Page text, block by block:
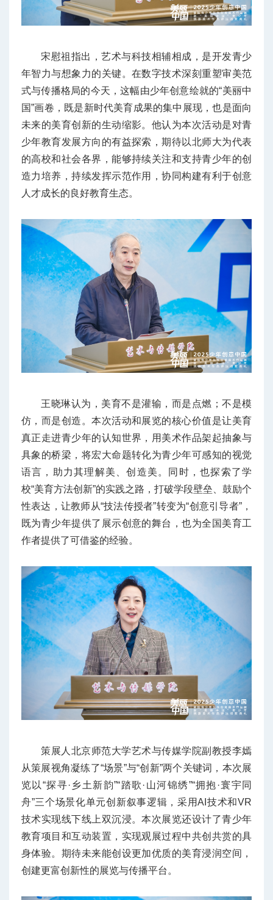
宋慰祖指出，艺术与科技相辅相成，是开发青少
年智力与想象力的关键。在数字技术深刻重塑审美范
式与传播格局的今天，这幅由少年创意绘就的“美丽中
国”画卷，既是新时代美育成果的集中展现，也是面向
未来的美育创新的生动缩影。他认为本次活动是对青
少年教育发展方向的有益探索，期待以北师大为代表
的高校和社会各界，能够持续关注和支持青少年的创
造力培养，持续发挥示范作用，协同构建有利于创意
人才成长的良好教育生态。
王晓琳认为，美育不是灌输，而是点燃；不是模
仿，而是创造。本次活动和展览的核心价值是让美育
真正走进青少年的认知世界，用美术作品架起抽象与
具象的桥梁，将宏大命题转化为青少年可感知的视觉
语言，助力其理解美、创造美。同时，也探索了学
校“美育方法创新”的实践之路，打破学段壁垒、鼓励个
性表达，让教师从“技法传授者”转变为“创意引导者”，
既为青少年提供了展示创意的舞台，也为全国美育工
作者提供了可借鉴的经验。
策展人北京师范大学艺术与传媒学院副教授李嫣
从策展视角凝练了“场景”与“创新”两个关键词，本次展
览以“探寻·乡土新韵”“踏歌·山河锦绣”“拥抱·寰宇同
舟”三个场景化单元创新叙事逻辑，采用AI技术和VR
技术实现线下线上双沉浸。本次展览还设计了青少年
教育项目和互动装置，实现观展过程中共创共赏的具
身体验。期待未来能创设更加优质的美育浸润空间，
创建更富创新性的展览与传播平台。